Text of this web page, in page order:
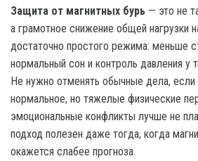
Защита от магнитных бурь — это не
а грамотное снижение общей нагрузки
достаточно простого режима: меньше
нормальный сон и контроль давления у
Не нужно отменять обычные дела, если
нормальное, но тяжелые физические
эмоциональные конфликты лучше не
подход полезен даже тогда, когда
окажется слабее прогноза.